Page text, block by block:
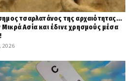
τσαρλατάνος της αρχαιότητας...
Ασία και έδινε χρησμούς μέσα
2026